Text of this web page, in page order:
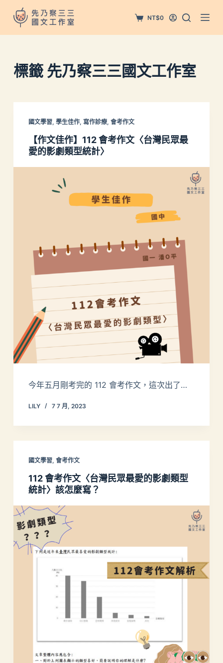
跳
至
主
內
容
NT$0
標籤先乃察三三國文工作室
國文學習, 學生佳作, 寫作診療, 會考作文
【作文佳作】112 會考作文〈台灣民眾最
愛的影劇類型統計〉
今年五月剛考完的 112 會考作文，這次出了…
LILY 7 7 月, 2023
國文學習, 會考作文
112 會考作文〈台灣民眾最愛的影劇類型
統計〉該怎麼寫？